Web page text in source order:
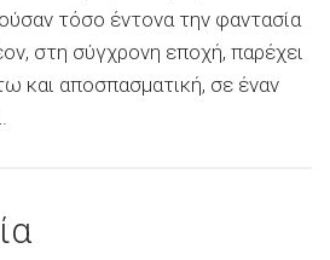
τόσο έντονα την φαντασία
στη σύγχρονη εποχή, παρέχει
και αποσπασματική, σε έναν